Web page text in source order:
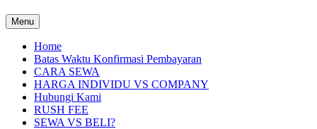
Menu
Home
Batas Waktu Konfirmasi Pembayaran
CARA SEWA
HARGA INDIVIDU VS COMPANY
Hubungi Kami
RUSH FEE
SEWA VS BELI?